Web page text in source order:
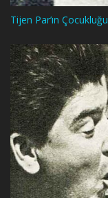
Tijen Par’ın Çocukluğu